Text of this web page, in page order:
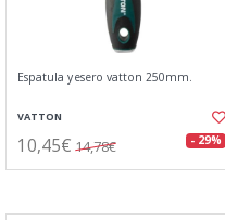
Espatula yesero vatton 250mm.
VATTON
10,45€ 14,78€ - 29%